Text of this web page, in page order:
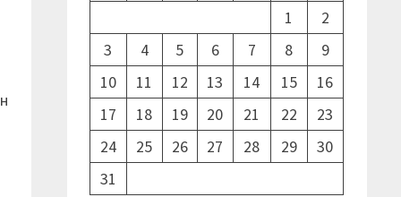
1
2
3
4 5 6 7 8
9
10
11 12 13 14 15
16
17
18 19 20 21 22
23
24
25 26 27 28 29
30
31